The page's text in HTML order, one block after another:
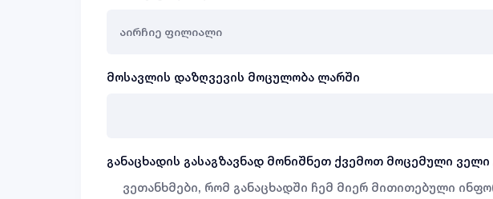
მოსავლის დაზღვევის მოცულობა ლარში
განაცხადის გასაგზავნად მონიშნეთ ქვემოთ მოცემული ველი
ვეთანხმები, რომ განაცხადში ჩემ მიერ მითითებული